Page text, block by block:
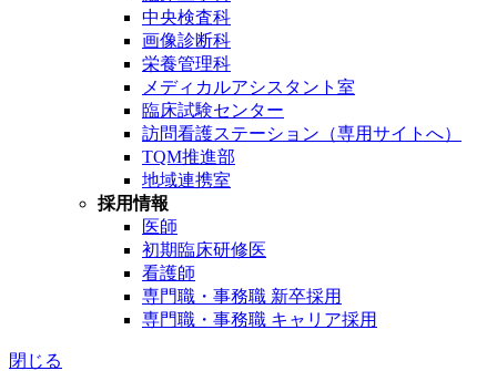
中央検査科
画像診断科
栄養管理科
メディカルアシスタント室
臨床試験センター
訪問看護ステーション（専用サイトへ）
TQM推進部
地域連携室
採用情報
医師
初期臨床研修医
看護師
専門職・事務職 新卒採用
専門職・事務職 キャリア採用
閉じる